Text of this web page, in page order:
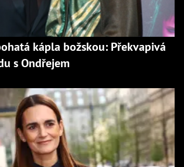
kápla božskou: Překvapivá
s Ondřejem